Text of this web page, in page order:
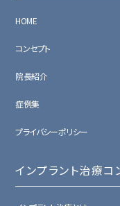
HOME
コンセプト
院長紹介
症例集
プライバシーポリシー
インプラント治療コ